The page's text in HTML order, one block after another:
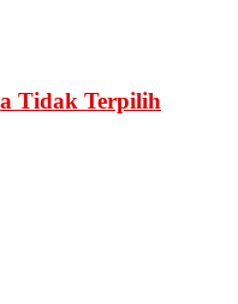
Tidak Terpilih